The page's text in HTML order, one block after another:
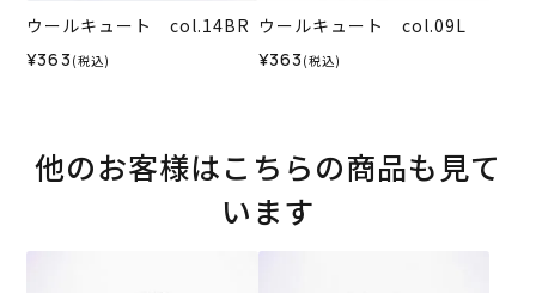
ウールキュート col.14BR
¥363 (税込)
ウールキュート col.09L
¥363 (税込)
他のお客様はこちらの商品も見て
います